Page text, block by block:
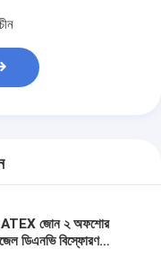
ATEX জোন ২ অফশোর
ডিএনভি বিস্ফোরণ